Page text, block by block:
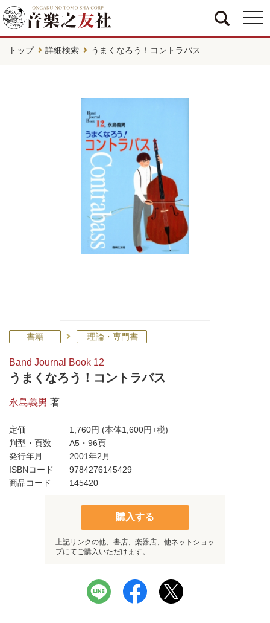
トップ 詳細検索 うまくなろう！コントラバス
書籍 理論・専門書
Band Journal Book 12
うまくなろう！コントラバス
永島義男 著
定価 1,760円 (本体1,600円+税)
判型・頁数
A5・96頁
発行年月
2001年2月
ISBNコード
9784276145429
商品コード
145420
購入する
上記リンクの他、書店、楽器店、他ネットショッ
プにてご購入いただけます。